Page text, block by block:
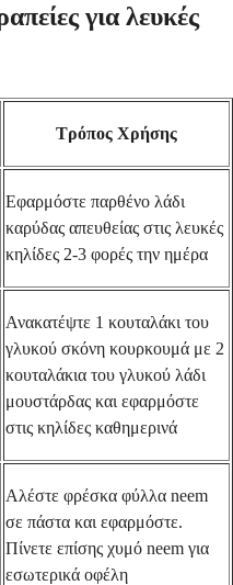
για λευκές
Τρόπος Χρήσης
Εφαρμόστε παρθένο λάδι
καρύδας απευθείας στις λευκές
κηλίδες 2-3 φορές την ημέρα
Ανακατέψτε 1 κουταλάκι του
γλυκού σκόνη κουρκουμά με 2
κουταλάκια του γλυκού λάδι
μουστάρδας και εφαρμόστε
στις κηλίδες καθημερινά
Αλέστε φρέσκα φύλλα neem
σε πάστα και εφαρμόστε.
Πίνετε επίσης χυμό neem για
εσωτερικά οφέλη